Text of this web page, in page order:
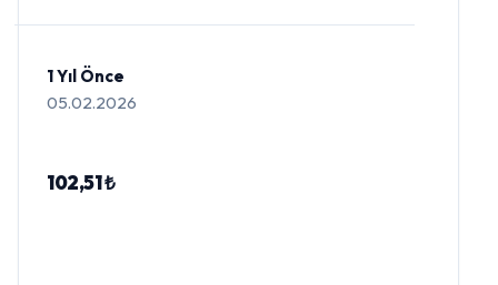
1 Yıl Önce
05.02.2026
102,51 ₺